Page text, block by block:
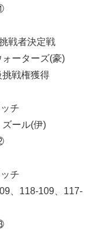
戦者決定戦
ーターズ(豪)
戦権獲得
チ
ール(伊)
チ
、118-109、117-